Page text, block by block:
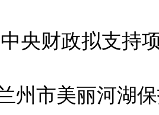
央财政拟支持
州市美丽河湖